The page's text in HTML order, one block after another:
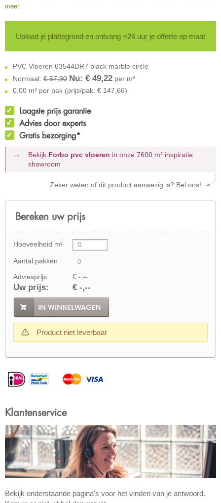
meer
Upload je plattegrond en ontvang <24 uur je offerte op maat
PVC Vloeren 63544DR7 black marble circle
Normaal: € 57,90 Nu: € 49,22 per m²
0,00 m² per pak (prijs/pak: € 147,66)
Laagste prijs garantie
Advies door experts
Gratis bezorging*
Bekijk Forbo pvc vloeren in onze 7600 m² inspiratie
showroom
Zeker weten of dit product aanwezig is? Bel ons!
Bereken uw prijs
Hoeveelheid m²
Aantal pakken
Adviesprijs: € -,--
Uw prijs: € -,--
IN WINKELWAGEN
Product niet leverbaar
Klantenservice
Bekijk onderstaande pagina's voor het vinden van je antwoord.